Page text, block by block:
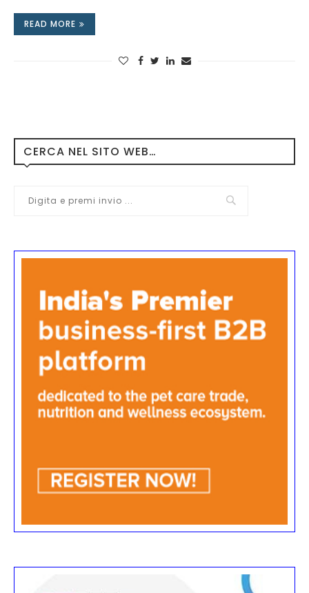
READ MORE
CERCA NEL SITO WEB…